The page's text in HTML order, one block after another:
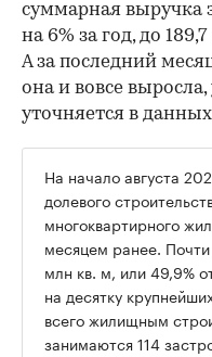
суммарная выручка
на 6% за год, до
А за последний
она и вовсе
уточняется в
На начало августа
долевого
многоквартирного
месяцем ранее.
млн кв. м, или 49,9%
на десятку
всего жилищным
занимаются 114